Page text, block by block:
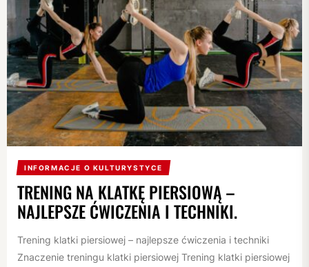
INFORMACJE O KULTURYSTYCE
TRENING NA KLATKĘ PIERSIOWĄ –
NAJLEPSZE ĆWICZENIA I TECHNIKI.
Trening klatki piersiowej – najlepsze ćwiczenia i techniki
Znaczenie treningu klatki piersiowej Trening klatki piersiowej